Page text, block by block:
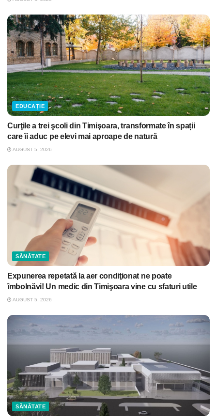
EDUCAȚIE
Curţile a trei şcoli din Timişoara, transformate în spații
care îi aduc pe elevi mai aproape de natură
AUGUST 5, 2026
SĂNĂTATE
Expunerea repetată la aer condiţionat ne poate
îmbolnăvi! Un medic din Timişoara vine cu sfaturi utile
AUGUST 5, 2026
SĂNĂTATE